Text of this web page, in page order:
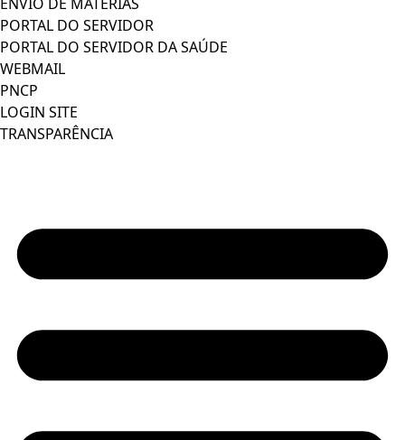
PORTAL DO SERVIDOR
PORTAL DO SERVIDOR DA SAÚDE
WEBMAIL
PNCP
LOGIN SITE
TRANSPARÊNCIA